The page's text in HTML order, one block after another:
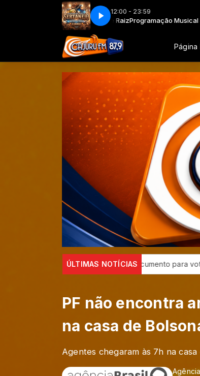
12:00 - 23:59
Universitário e RaizProgramação Musical Sertanejo
Página
ÚLTIMAS NOTÍCIAS
serve como documento para votar; conheça outras
PF não encontra
na casa de
Agentes chegaram às 7h na